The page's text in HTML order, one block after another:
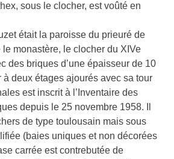
sous le clocher, est voûté en
était la paroisse du prieuré de
le monastère, le clocher du XIVe
des briques d’une épaisseur de 10
à deux étages ajourés avec sa tour
est inscrit à l’Inventaire des
depuis le 25 novembre 1958. Il
de type toulousain mais sous
(baies uniques et non décorées
carrée est contrebutée de